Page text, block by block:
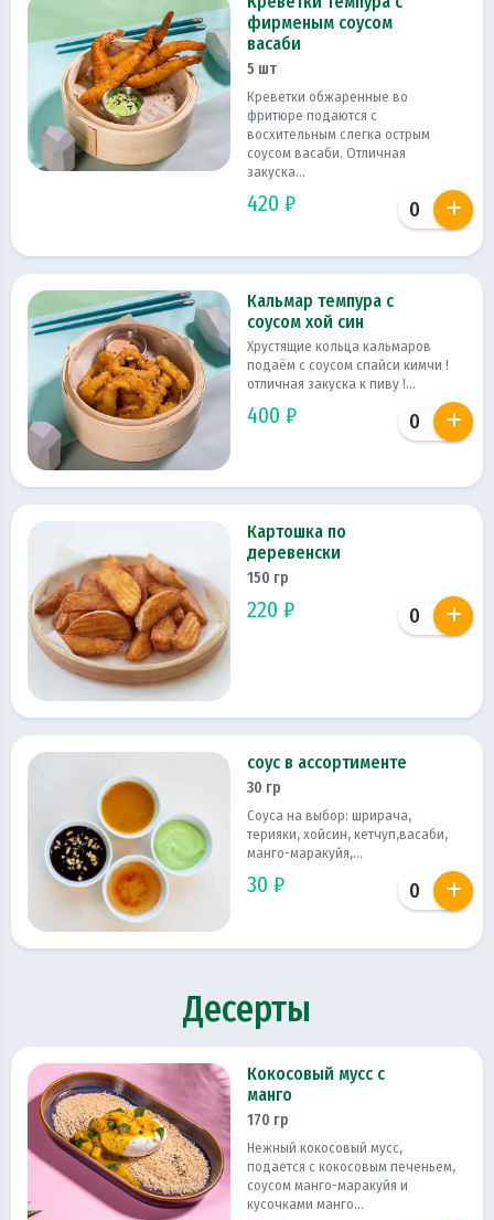
фирменым соусом
васаби
5 шт
Креветки обжаренные во
фритюре подаются с
восхительным слегка острым
соусом васаби. Отличная
закуска...
420 ₽
Кальмар темпура с
соусом хой син
Хрустящие кольца кальмаров
подаём с соусом спайси кимчи !
отличная закуска к пиву !...
400 ₽
Картошка по
деревенски
150 гр
220 ₽
соус в ассортименте
30 гр
Соуса на выбор: шрирача,
терияки, хойсин, кетчуп,васаби,
манго-маракуйя,...
30 ₽
Десерты
Кокосовый мусс с
манго
170 гр
Нежный кокосовый мусс,
подается с кокосовым печеньем,
соусом манго-маракуйя и
кусочками манго...